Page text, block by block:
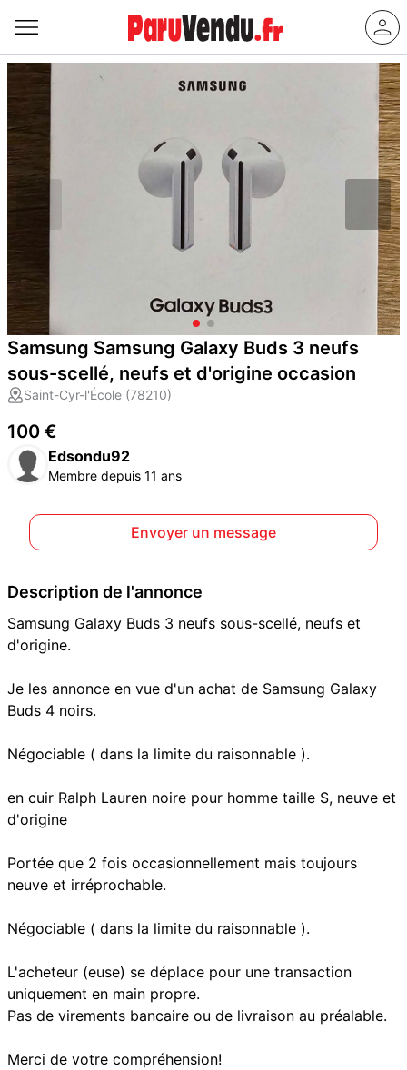
Samsung Samsung Galaxy Buds 3 neufs
sous-scellé, neufs et d'origine occasion
Saint-Cyr-l'École (78210)
100 €
Edsondu92
Membre depuis 11 ans
Envoyer un message
Description de l'annonce
Samsung Galaxy Buds 3 neufs sous-scellé, neufs et
d'origine.
Je les annonce en vue d'un achat de Samsung Galaxy
Buds 4 noirs.
Négociable ( dans la limite du raisonnable ).
en cuir Ralph Lauren noire pour homme taille S, neuve et
d'origine
Portée que 2 fois occasionnellement mais toujours
neuve et irréprochable.
Négociable ( dans la limite du raisonnable ).
L'acheteur (euse) se déplace pour une transaction
uniquement en main propre.
Pas de virements bancaire ou de livraison au préalable.
Merci de votre compréhension!